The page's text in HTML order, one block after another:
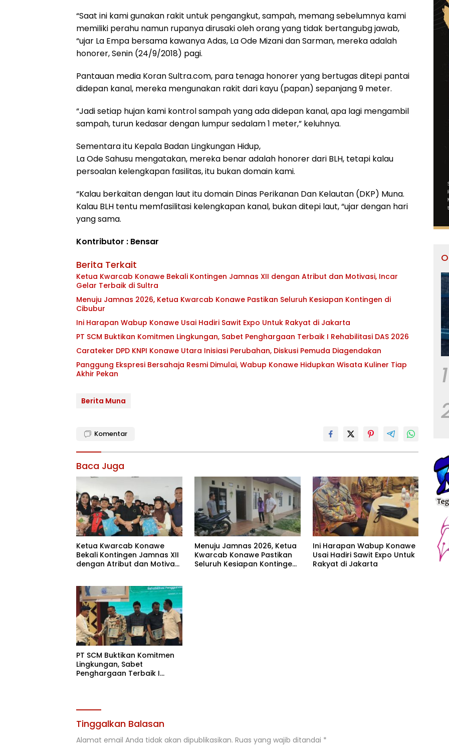
“Saat ini kami gunakan rakit untuk pengangkut, sampah, memang sebelumnya kami
memiliki perahu namun rupanya dirusaki oleh orang yang tidak bertangubg jawab,
“ujar La Empa bersama kawanya Adas, La Ode Mizani dan Sarman, mereka adalah
honorer, Senin (24/9/2018) pagi.
Pantauan media Koran Sultra.com, para tenaga honorer yang bertugas ditepi pantai
didepan kanal, mereka mengunakan rakit dari kayu (papan) sepanjang 9 meter.
“Jadi setiap hujan kami kontrol sampah yang ada didepan kanal, apa lagi mengambil
sampah, turun kedasar dengan lumpur sedalam 1 meter,” keluhnya.
Sementara itu Kepala Badan Lingkungan Hidup,
La Ode Sahusu mengatakan, mereka benar adalah honorer dari BLH, tetapi kalau
persoalan kelengkapan fasilitas, itu bukan domain kami.
“Kalau berkaitan dengan laut itu domain Dinas Perikanan Dan Kelautan (DKP) Muna.
Kalau BLH tentu memfasilitasi kelengkapan kanal, bukan ditepi laut, “ujar dengan hari
yang sama.
Kontributor : Bensar
Berita Terkait
Ketua Kwarcab Konawe Bekali Kontingen Jamnas XII dengan Atribut dan Motivasi, Incar
Gelar Terbaik di Sultra
Menuju Jamnas 2026, Ketua Kwarcab Konawe Pastikan Seluruh Kesiapan Kontingen di
Cibubur
Ini Harapan Wabup Konawe Usai Hadiri Sawit Expo Untuk Rakyat di Jakarta
PT SCM Buktikan Komitmen Lingkungan, Sabet Penghargaan Terbaik I Rehabilitasi DAS 2026
Carateker DPD KNPI Konawe Utara Inisiasi Perubahan, Diskusi Pemuda Diagendakan
Panggung Ekspresi Bersahaja Resmi Dimulai, Wabup Konawe Hidupkan Wisata Kuliner Tiap
Akhir Pekan
Berita Muna
Komentar
Baca Juga
Ketua Kwarcab Konawe
Bekali Kontingen Jamnas XII
dengan Atribut dan Motivasi,
Menuju Jamnas 2026, Ketua
Kwarcab Konawe Pastikan
Seluruh Kesiapan Kontingen
Ini Harapan Wabup Konawe
Usai Hadiri Sawit Expo Untuk
Rakyat di Jakarta
PT SCM Buktikan Komitmen
Lingkungan, Sabet
Penghargaan Terbaik I
Tinggalkan Balasan
Alamat email Anda tidak akan dipublikasikan. Ruas yang wajib ditandai *
1